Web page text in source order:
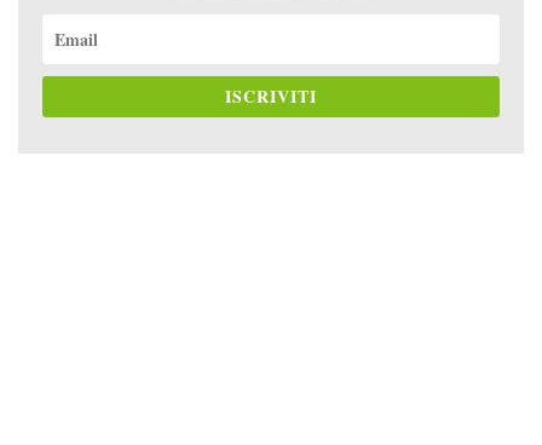
ISCRIVITI